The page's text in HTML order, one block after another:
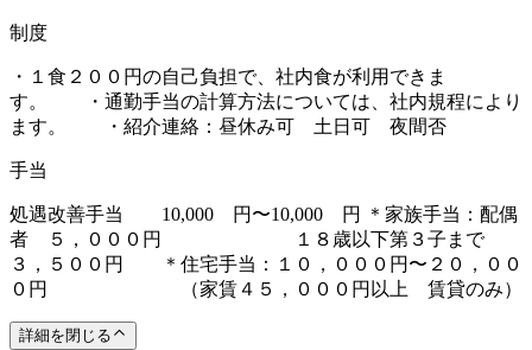
制度
・１食２００円の自己負担で、社内食が利用できま
す。 ・通勤手当の計算方法については、社内規程により
ます。 ・紹介連絡：昼休み可 土日可 夜間否
手当
処遇改善手当 10,000 円〜10,000 円 ＊家族手当：配偶
者 ５，０００円 １８歳以下第３子まで
３，５００円 ＊住宅手当：１０，０００円〜２０，００
０円 （家賃４５，０００円以上 賃貸のみ）
詳細を閉じる